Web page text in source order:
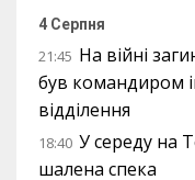
4 Серпня
21:45 На війні
був командиром
відділення
18:40 У середу на
шалена спека